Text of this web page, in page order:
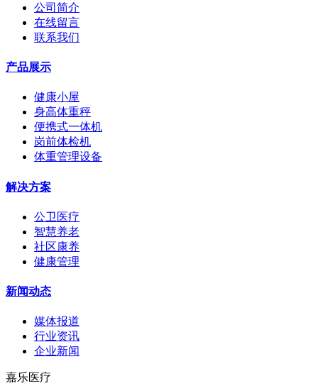
公司简介
在线留言
联系我们
产品展示
健康小屋
身高体重秤
便携式一体机
岗前体检机
体重管理设备
解决方案
公卫医疗
智慧养老
社区康养
健康管理
新闻动态
媒体报道
行业资讯
企业新闻
嘉乐医疗